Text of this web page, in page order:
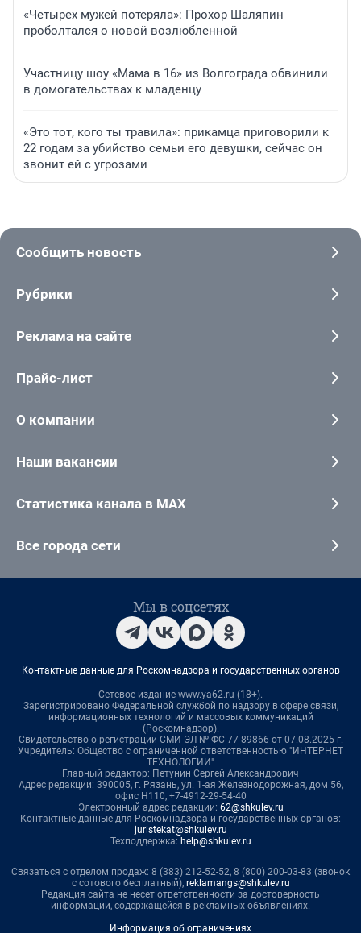
«Четырех мужей потеряла»: Прохор Шаляпин
проболтался о новой возлюбленной
Участницу шоу «Мама в 16» из Волгограда обвинили
в домогательствах к младенцу
«Это тот, кого ты травила»: прикамца приговорили к
22 годам за убийство семьи его девушки, сейчас он
звонит ей с угрозами
Сообщить новость
Рубрики
Реклама на сайте
Прайс-лист
О компании
Наши вакансии
Статистика канала в MAX
Все города сети
Мы в соцсетях
Контактные данные для Роскомнадзора и государственных органов
Сетевое издание www.ya62.ru (18+).
Зарегистрировано Федеральной службой по надзору в сфере связи,
информационных технологий и массовых коммуникаций
(Роскомнадзор).
Свидетельство о регистрации СМИ ЭЛ № ФС 77-89866 от 07.08.2025 г.
Учредитель: Общество с ограниченной ответственностью "ИНТЕРНЕТ
ТЕХНОЛОГИИ"
Главный редактор: Петунин Сергей Александрович
Адрес редакции: 390005, г. Рязань, ул. 1-ая Железнодорожная, дом 56,
офис Н110, +7-4912-29-54-40
Электронный адрес редакции: 62@shkulev.ru
Контактные данные для Роскомнадзора и государственных органов:
juristekat@shkulev.ru
Техподдержка: help@shkulev.ru
Связаться с отделом продаж: 8 (383) 212-52-52, 8 (800) 200-03-83 (звонок
с сотового бесплатный), reklamangs@shkulev.ru
Редакция сайта не несет ответственности за достоверность
информации, содержащейся в рекламных объявлениях.
Информация об ограничениях